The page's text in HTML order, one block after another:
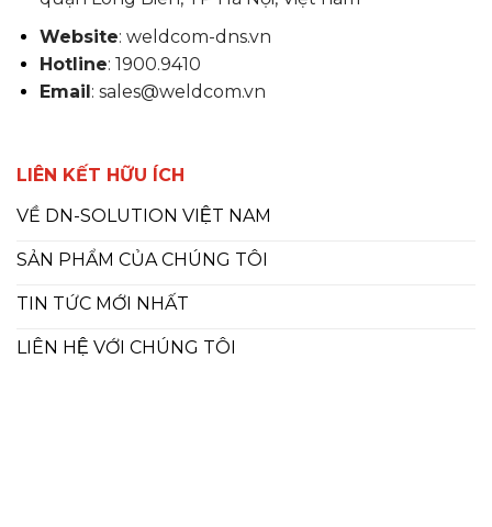
Website: weldcom-dns.vn
Hotline: 1900.9410
Email: sales@weldcom.vn
LIÊN KẾT HỮU ÍCH
VỀ DN-SOLUTION VIỆT NAM
SẢN PHẨM CỦA CHÚNG TÔI
TIN TỨC MỚI NHẤT
LIÊN HỆ VỚI CHÚNG TÔI